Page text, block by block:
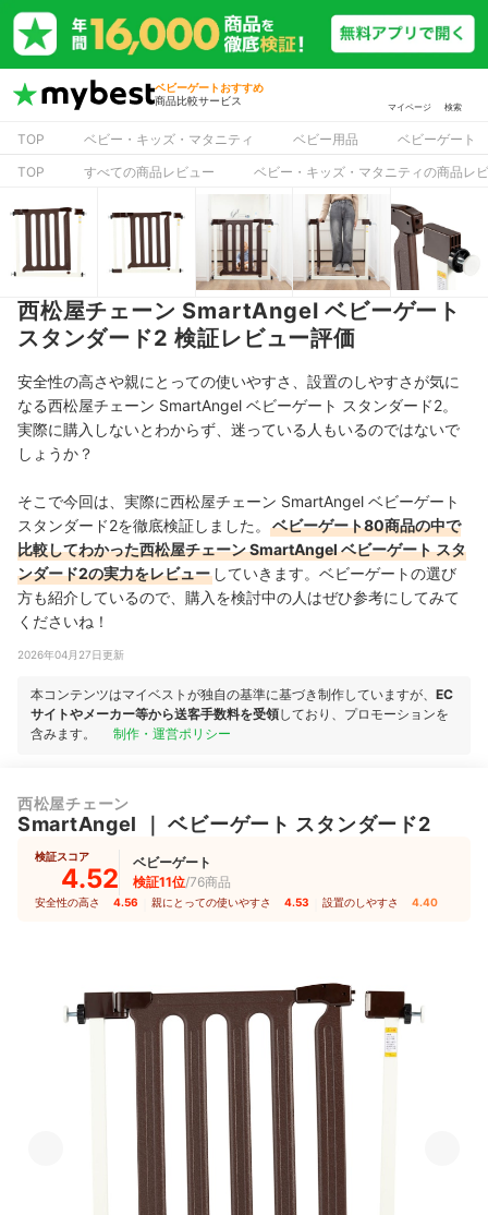
ベビーゲートおすすめ
商品比較サービス
マイページ 検索
TOP ベビー・キッズ・マタニティ ベビー用品
ベビーゲート
TOP
すべての商品レビュー ベビー・キッズ・マタニティの商品レ
西松屋チェーン SmartAngel ベビーゲート
スタンダード2 検証レビュー評価
安全性の高さや親にとっての使いやすさ、設置のしやすさが気に
なる西松屋チェーン SmartAngel ベビーゲート スタンダード2。
実際に購入しないとわからず、迷っている人もいるのではないで
しょうか？
そこで今回は、実際に西松屋チェーン SmartAngel ベビーゲート
スタンダード2を徹底検証しました。
ベビーゲート80商品の中で
比較してわかった西松屋チェーン SmartAngel ベビーゲート スタ
ンダード2の実力をレビュー していきます。ベビーゲートの選び
方も紹介しているので、購入を検討中の人はぜひ参考にしてみて
くださいね！
2026年04月27日更新
本コンテンツはマイベストが独自の基準に基づき制作していますが、 EC
サイトやメーカー等から送客手数料を受領しており、プロモーションを
含みます。
制作・運営ポリシー
西松屋チェーン
SmartAngel ｜ベビーゲート スタンダード2
検証スコア
4.52
ベビーゲート
検証11位/76商品
安全性の高さ 4.56 親にとっての使いやすさ 4.53 設置のしやすさ 4.40